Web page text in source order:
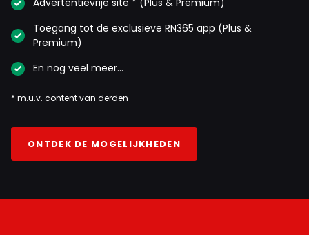
Advertentievrije site * (Plus & Premium)
Toegang tot de exclusieve RN365 app (Plus &
Premium)
En nog veel meer…
* m.u.v. content van derden
ONTDEK DE MOGELIJKHEDEN